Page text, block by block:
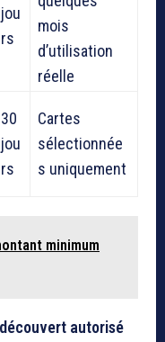
jou
rs
mois
d’utilisation
réelle
30
jou
rs
Cartes
sélectionnée
s uniquement
minimum
autorisé